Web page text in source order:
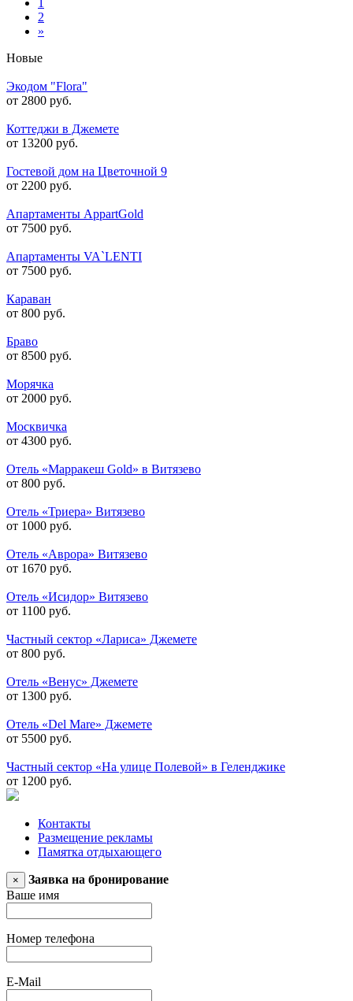
2
»
Новые
Экодом "Flora"
от 2800 руб.
Коттеджи в Джемете
от 13200 руб.
Гостевой дом на Цветочной 9
от 2200 руб.
Апартаменты AppartGold
от 7500 руб.
Апартаменты VA`LENTI
от 7500 руб.
Караван
от 800 руб.
Браво
от 8500 руб.
Морячка
от 2000 руб.
Москвичка
от 4300 руб.
Отель «Марракеш Gold» в Витязево
от 800 руб.
Отель «Триера» Витязево
от 1000 руб.
Отель «Аврора» Витязево
от 1670 руб.
Отель «Исидор» Витязево
от 1100 руб.
Частный сектор «Лариса» Джемете
от 800 руб.
Отель «Венус» Джемете
от 1300 руб.
Отель «Del Mare» Джемете
от 5500 руб.
Частный сектор «На улице Полевой» в Геленджике
от 1200 руб.
Контакты
Размещение рекламы
Памятка отдыхающего
×
Заявка на бронирование
Ваше имя
Номер телефона
E-Mail